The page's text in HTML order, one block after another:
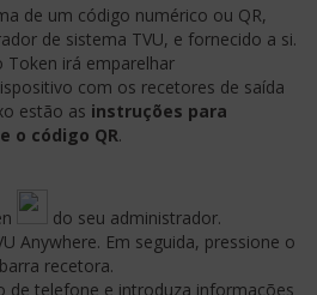
de um código numérico ou QR,
de sistema TVU, e fornecido a si.
Token irá emparelhar
com os recetores de saída
estão as instruções para
o código QR.
do seu administrador.
Anywhere. Em seguida, pressione o
recetora.
de telefone e introduza informações